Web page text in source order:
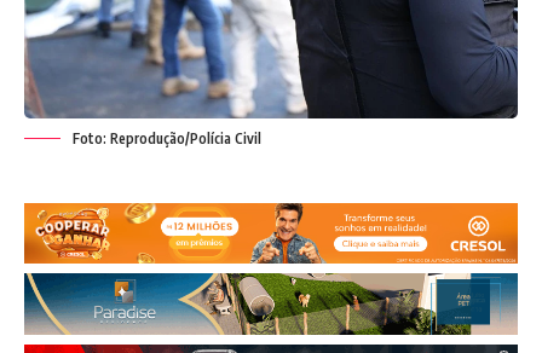
Foto: Reprodução/Polícia Civil